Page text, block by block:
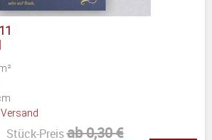
Versand
Stück-Preisab 0,30 €